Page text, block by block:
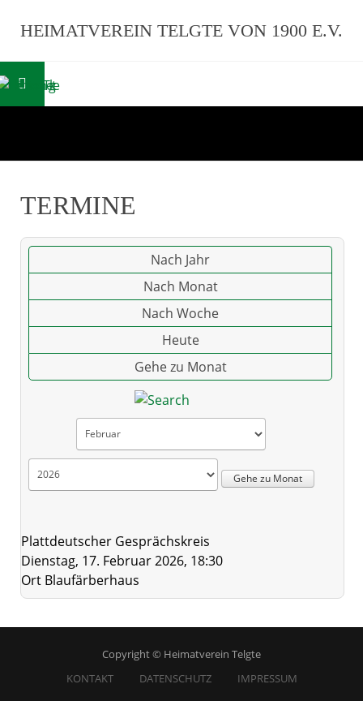
HEIMATVEREIN TELGTE VON 1900 E.V.
TERMINE
Nach Jahr
Nach Monat
Nach Woche
Heute
Gehe zu Monat
Gehe zu Monat
Plattdeutscher Gesprächskreis
Dienstag, 17. Februar 2026, 18:30
Ort Blaufärberhaus
Copyright © Heimatverein Telgte
KONTAKT
DATENSCHUTZ IMPRESSUM